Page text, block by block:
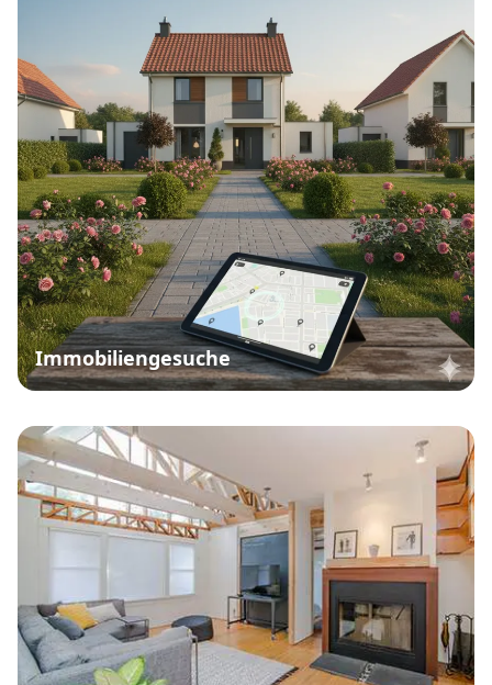
Immobiliengesuche